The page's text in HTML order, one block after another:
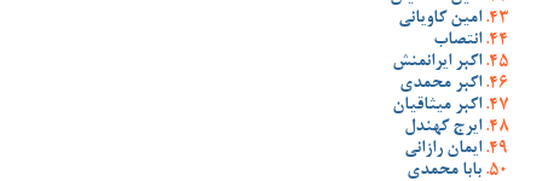
امین کاویانی
انتصاب
اکبر ایرانمنش
اکبر محمدی
اکبر میثاقیان
ایرج کهندل
ایمان رازانی
بابا محمدی